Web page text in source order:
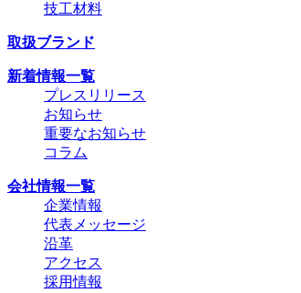
技工材料
取扱ブランド
新着情報一覧
プレスリリース
お知らせ
重要なお知らせ
コラム
会社情報一覧
企業情報
代表メッセージ
沿革
アクセス
採用情報